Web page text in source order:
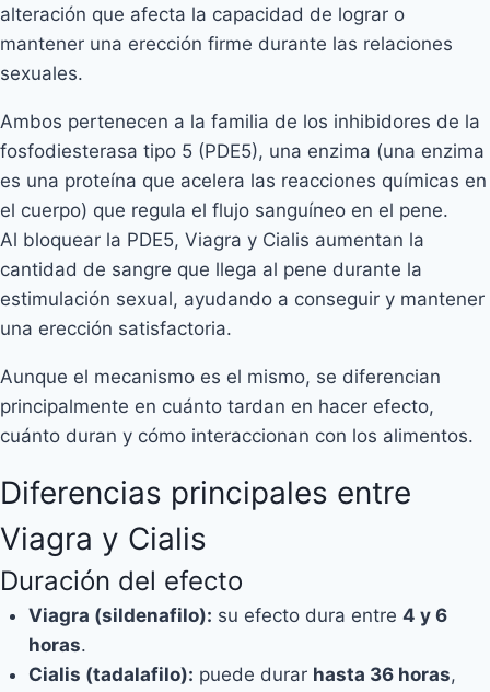
alteración que afecta la capacidad de lograr o
mantener una erección firme durante las relaciones
sexuales.
Ambos pertenecen a la familia de los inhibidores de la
fosfodiesterasa tipo 5 (PDE5), una enzima (una enzima
es una proteína que acelera las reacciones químicas en
el cuerpo) que regula el flujo sanguíneo en el pene.
Al bloquear la PDE5, Viagra y Cialis aumentan la
cantidad de sangre que llega al pene durante la
estimulación sexual, ayudando a conseguir y mantener
una erección satisfactoria.
Aunque el mecanismo es el mismo, se diferencian
principalmente en cuánto tardan en hacer efecto,
cuánto duran y cómo interaccionan con los alimentos.
Diferencias principales entre
Viagra y Cialis
Duración del efecto
Viagra (sildenafilo): su efecto dura entre 4 y 6
horas.
Cialis (tadalafilo): puede durar hasta 36 horas,